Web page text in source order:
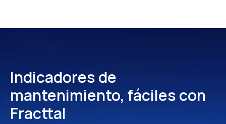
Indicadores de
mantenimiento, fáciles con
Fracttal